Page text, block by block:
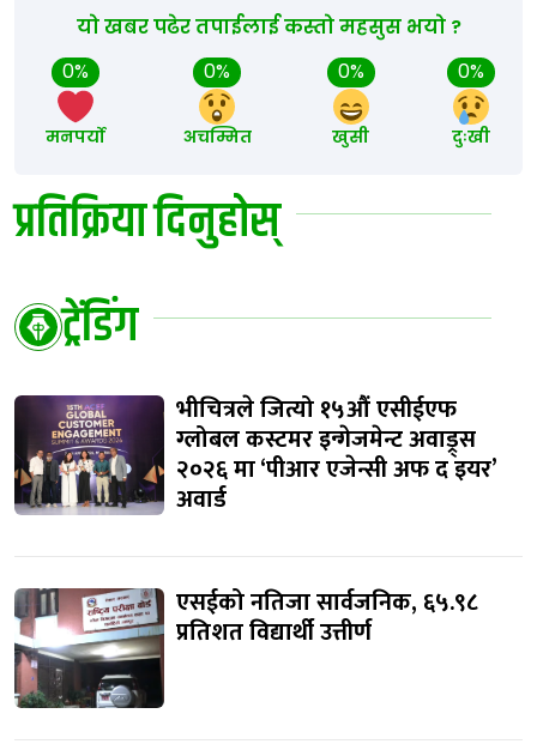
यो खबर पढेर तपाईलाई कस्तो महसुस भयो ?
0%
मनपर्यो
0%
अचम्मित
0%
खुसी
0%
दुःखी
प्रतिक्रिया दिनुहोस्
ट्रेंडिंग
भीचित्रले जित्यो १५औं एसीईएफ
ग्लोबल कस्टमर इन्गेजमेन्ट अवाड्र्स
२०२६ मा ‘पीआर एजेन्सी अफ द इयर’
अवार्ड
एसईको नतिजा सार्वजनिक, ६५.९८
प्रतिशत विद्यार्थी उत्तीर्ण